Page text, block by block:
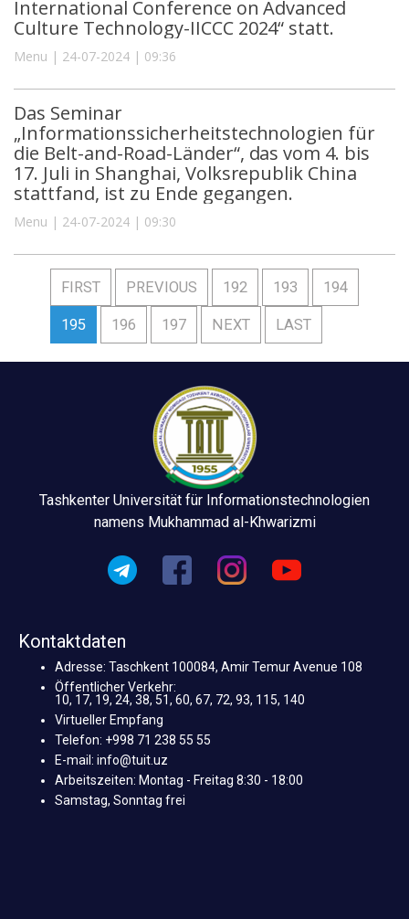
International Conference on Advanced
Culture Technology-IICCC 2024“ statt.
Menu | 24-07-2024 | 09:36
Das Seminar
„Informationssicherheitstechnologien für
die Belt-and-Road-Länder“, das vom 4. bis
17. Juli in Shanghai, Volksrepublik China
stattfand, ist zu Ende gegangen.
Menu | 24-07-2024 | 09:30
FIRST PREVIOUS 192 193 194
195 196 197 NEXT LAST
Tashkenter Universität für Informationstechnologien
namens Mukhammad al-Khwarizmi
Kontaktdaten
Adresse: Taschkent 100084, Amir Temur Avenue 108
Öffentlicher Verkehr:
10, 17, 19, 24, 38, 51, 60, 67, 72, 93, 115, 140
Virtueller Empfang
Telefon: +998 71 238 55 55
E-mail: info@tuit.uz
Arbeitszeiten: Montag - Freitag 8:30 - 18:00
Samstag, Sonntag frei